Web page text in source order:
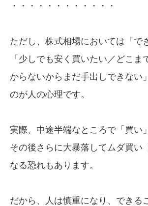
・・・・・・・・・・・・
ただし、株式相場においては「で
「少しでも安く買いたい／どこま
からないからまだ手出しできない
のが人の心理です。
実際、中途半端なところで「買い
その後さらに大暴落してムダ買い
なる恐れもあります。
だから、人は慎重になり、できる